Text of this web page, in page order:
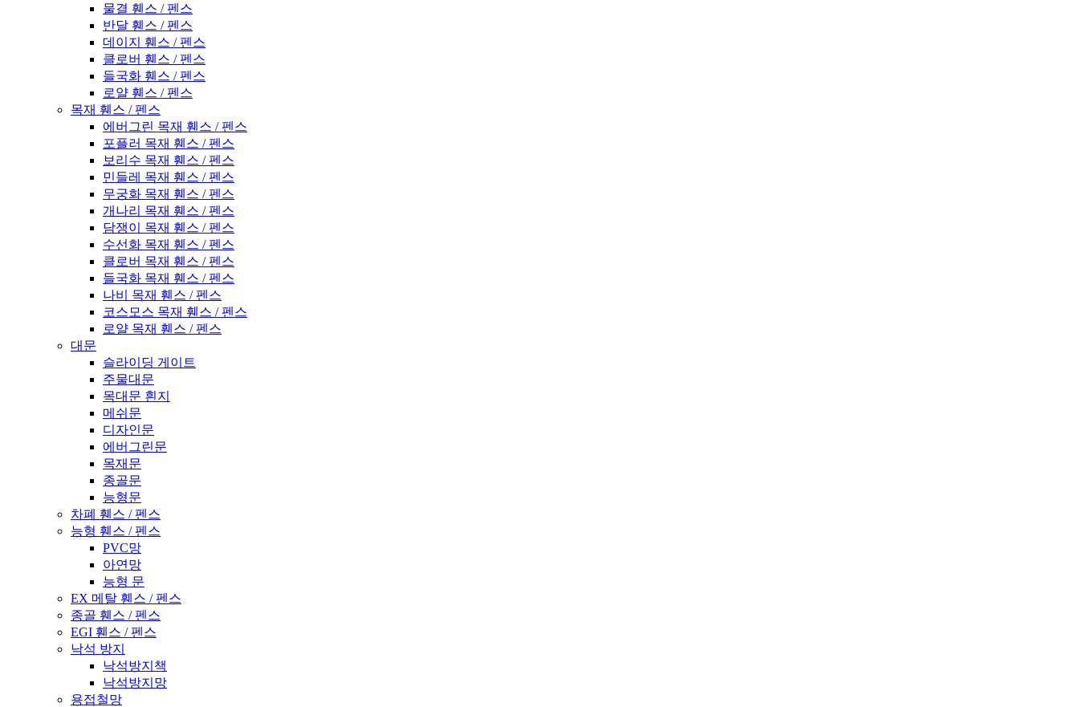
물결 휀스 / 펜스
반달 휀스 / 펜스
데이지 휀스 / 펜스
클로버 휀스 / 펜스
들국화 휀스 / 펜스
로얄 휀스 / 펜스
목재 휀스 / 펜스
에버그린 목재 휀스 / 펜스
포플러 목재 휀스 / 펜스
보리수 목재 휀스 / 펜스
민들레 목재 휀스 / 펜스
무궁화 목재 휀스 / 펜스
개나리 목재 휀스 / 펜스
담쟁이 목재 휀스 / 펜스
수선화 목재 휀스 / 펜스
클로버 목재 휀스 / 펜스
들국화 목재 휀스 / 펜스
나비 목재 휀스 / 펜스
코스모스 목재 휀스 / 펜스
로얄 목재 휀스 / 펜스
대문
슬라이딩 게이트
주물대문
목대문 흰지
메쉬문
디자인문
에버그린문
목재문
종골문
능형문
차폐 휀스 / 펜스
능형 휀스 / 펜스
PVC망
아연망
능형 문
EX 메탈 휀스 / 펜스
종골 휀스 / 펜스
EGI 휀스 / 펜스
낙석 방지
낙석방지책
낙석방지망
용접철망